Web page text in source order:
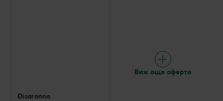
Disaronno
Виж още оферти